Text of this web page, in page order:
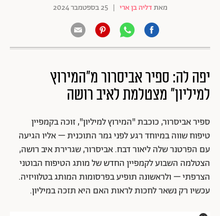
מאתדליה בן ארי | 25 בספטמבר 2024
יפה לה: ספיר אביסרור מ"המירוץ
למיליון" מצטלמת לאיב רושה
ספיר אביסרור, כוכבת "המירוץ למיליון", זוכה בקמפיין
טיפוח שווה במיוחד רגע לפני גמר התוכנית – אליו הגיעה
עם הפרטנר שלה ליאור דבח. אביסרור, שגרירת איב רושה,
הצטלמה השבוע לקמפיין החדש של מותג הטיפוח הבוטני
הצרפתי – ולראשונה תופיע בפרסומות המותג בטלוויזיה.
עכשיו רק נשאר לחכות לראות האם היא תזכה במיליון.